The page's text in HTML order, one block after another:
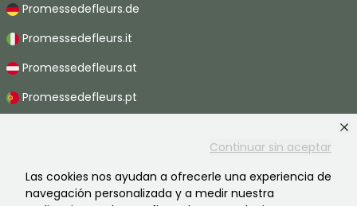
Continuar sin aceptar
Las cookies nos ayudan a ofrecerle una experiencia de
navegación personalizada y a medir nuestra
Promessedefleurs.de
Promessedefleurs.it
Promessedefleurs.at
Promessedefleurs.pt
Promessedefleurs.ch